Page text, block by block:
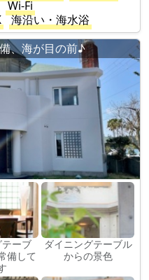
Wi-Fi
海沿い・海水浴
、海が目の前♪
ーブ
備して
ダイニングテーブル
からの景色